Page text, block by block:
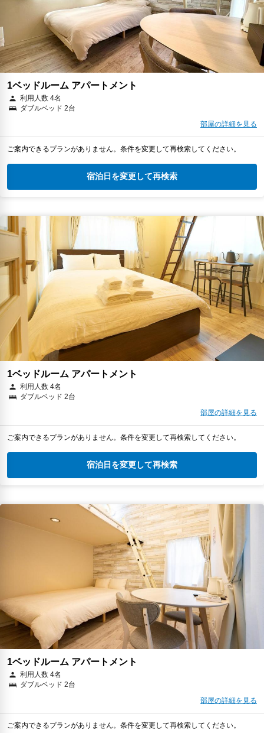
1ベッドルーム アパートメント
利用人数 4名
ダブルベッド 2台
部屋の詳細を見る
ご案内できるプランがありません。条件を変更して再検索してください。
宿泊日を変更して再検索
1ベッドルーム アパートメント
利用人数 4名
ダブルベッド 2台
部屋の詳細を見る
ご案内できるプランがありません。条件を変更して再検索してください。
宿泊日を変更して再検索
1ベッドルーム アパートメント
利用人数 4名
ダブルベッド 2台
部屋の詳細を見る
ご案内できるプランがありません。条件を変更して再検索してください。